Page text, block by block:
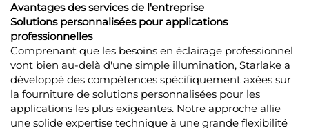
Avantages des services de l'entreprise
Solutions personnalisées pour applications
professionnelles
Comprenant que les besoins en éclairage professionnel
vont bien au-delà d'une simple illumination, Starlake a
développé des compétences spécifiquement axées sur
la fourniture de solutions personnalisées pour les
applications les plus exigeantes. Notre approche allie
une solide expertise technique à une grande flexibilité